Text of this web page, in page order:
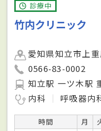
診療中
竹内クリニック
愛知県知立市上
0566-83-0002
知立駅 一ツ木駅
内科
呼吸器内
時間 月